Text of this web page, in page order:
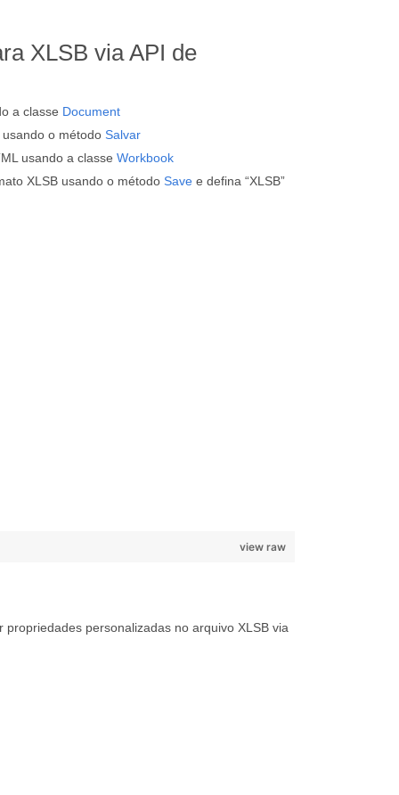
XLSB via API de
a classe Document
o método Salvar
usando a classe Workbook
XLSB usando o método Save e defina “XLSB”
view raw
personalizadas no arquivo XLSB via